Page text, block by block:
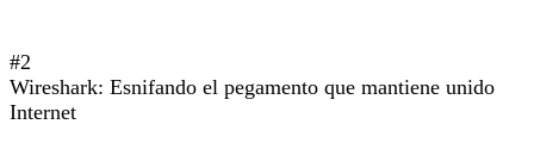
#2
Wireshark: Esnifando el pegamento que mantiene unido
Internet